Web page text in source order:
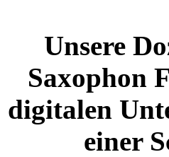
Unsere
Saxophon
digitalen
einer